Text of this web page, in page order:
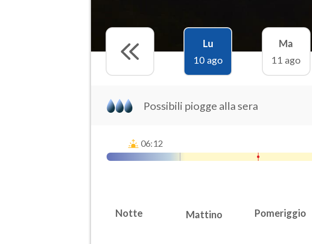
Lu
10 ago
Ma
11 ago
Possibili piogge alla sera
06:12
Notte Mattino Pomeriggio